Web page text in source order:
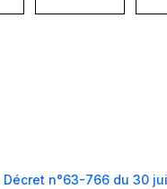
Décret n°63-766 du 30